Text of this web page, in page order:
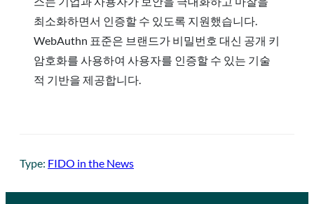
최소화하면서 인증할 수 있도록 지원했습니다.
WebAuthn 표준은 브랜드가 비밀번호 대신 공개 키
암호화를 사용하여 사용자를 인증할 수 있는 기술
적 기반을 제공합니다.
Type: FIDO in the News